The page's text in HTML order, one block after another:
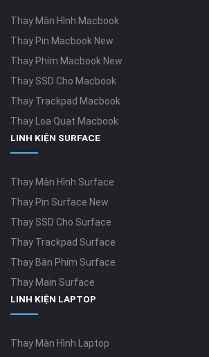
Thay Màn Hình Macbook
Thay Pin Macbook New
Thay Phím Macbook New
Thay SSD Cho Macbook
Thay Trackpad Macbook
Thay Loa Quạt Macbook
LINH KIỆN SURFACE
Thay Màn Hình Surface
Thay Pin Surface New
Thay SSD Cho Surface
Thay Trackpad Surface
Thay Bàn Phím Surface
Thay Main Surface
LINH KIỆN LAPTOP
Thay Màn Hình Laptop